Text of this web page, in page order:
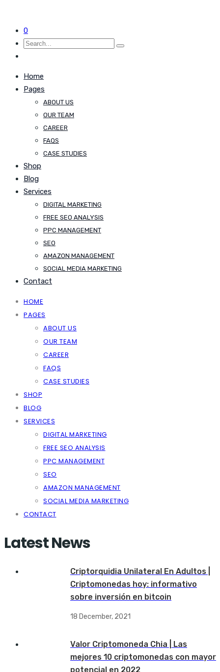
0
Home
Pages
ABOUT US
OUR TEAM
CAREER
FAQS
CASE STUDIES
Shop
Blog
Services
DIGITAL MARKETING
FREE SEO ANALYSIS
PPC MANAGEMENT
SEO
AMAZON MANAGEMENT
SOCIAL MEDIA MARKETING
Contact
HOME
PAGES
ABOUT US
OUR TEAM
CAREER
FAQS
CASE STUDIES
SHOP
BLOG
SERVICES
DIGITAL MARKETING
FREE SEO ANALYSIS
PPC MANAGEMENT
SEO
AMAZON MANAGEMENT
SOCIAL MEDIA MARKETING
CONTACT
Latest News
Criptorquidia Unilateral En Adultos |
Criptomonedas hoy: informativo
sobre inversión en bitcoin
18 December, 2021
Valor Criptomoneda Chia | Las
mejores 10 criptomonedas con mayor
potencial en 2022